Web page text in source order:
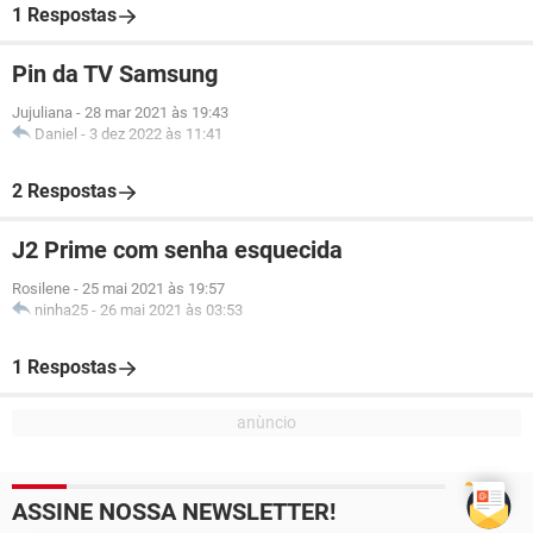
1 Respostas
Pin da TV Samsung
Jujuliana - 28 mar 2021 às 19:43
Daniel - 3 dez 2022 às 11:41
2 Respostas
J2 Prime com senha esquecida
Rosilene - 25 mai 2021 às 19:57
ninha25 - 26 mai 2021 às 03:53
1 Respostas
ASSINE NOSSA NEWSLETTER!